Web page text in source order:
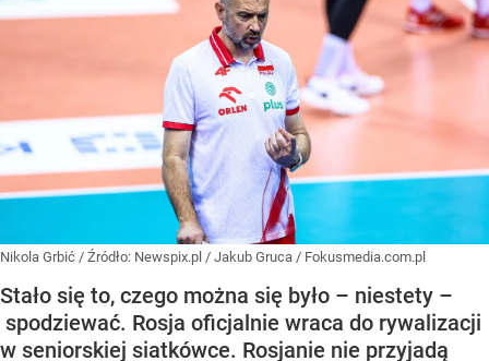
Nikola Grbić / Źródło: Newspix.pl / Jakub Gruca / Fokusmedia.com.pl
Stało się to, czego można się było – niestety –
spodziewać. Rosja oficjalnie wraca do rywalizacji
w seniorskiej siatkówce. Rosjanie nie przyjadą